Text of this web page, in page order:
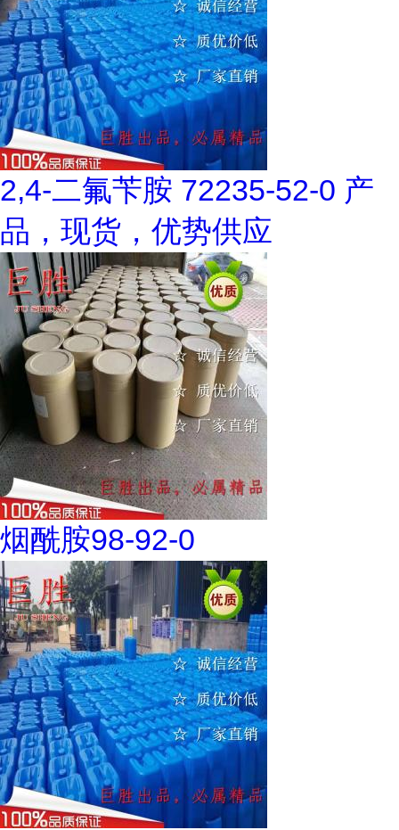
2,4-二氟苄胺 72235-52-0 产
品，现货，优势供应
烟酰胺98-92-0